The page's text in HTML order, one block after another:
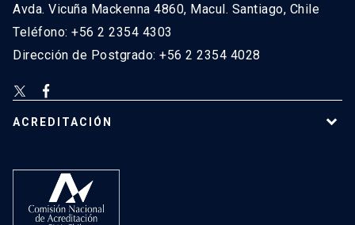
Avda. Vicuña Mackenna 4860, Macul. Santiago, Chile
Teléfono: +56 2 2354 4303
Dirección de Postgrado: +56 2 2354 4028
ACREDITACIÓN